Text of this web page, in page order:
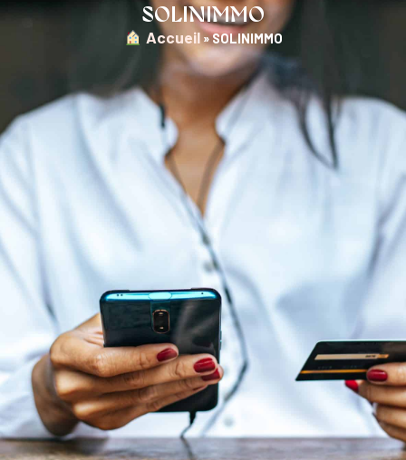
SOLINIMMO
︎ Accueil »SOLINIMMO